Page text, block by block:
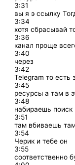
3:31
вы я э ссылку
3:34
хотя сбрасывай
3:36
канал проще
3:40
через
3:42
Telegram то есть
3:45
ресурсы а там в
3:48
набираешь поиск
3:51
там вбиваешь
3:54
Черик и тебе он
3:55
соответственно